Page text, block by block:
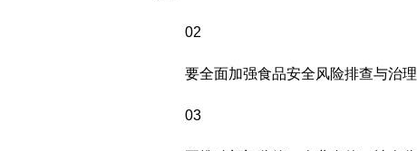
02
要全面加强食品安全风险排查与治理
03